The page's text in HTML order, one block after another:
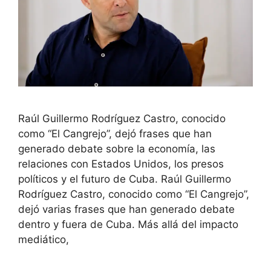
Raúl Guillermo Rodríguez Castro, conocido
como “El Cangrejo”, dejó frases que han
generado debate sobre la economía, las
relaciones con Estados Unidos, los presos
políticos y el futuro de Cuba. Raúl Guillermo
Rodríguez Castro, conocido como “El Cangrejo”,
dejó varias frases que han generado debate
dentro y fuera de Cuba. Más allá del impacto
mediático,